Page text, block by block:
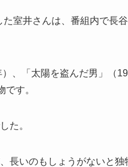
室井さんは、番組内で長
、「太陽を盗んだ男」（
です。
た。
長いのもしょうがないと